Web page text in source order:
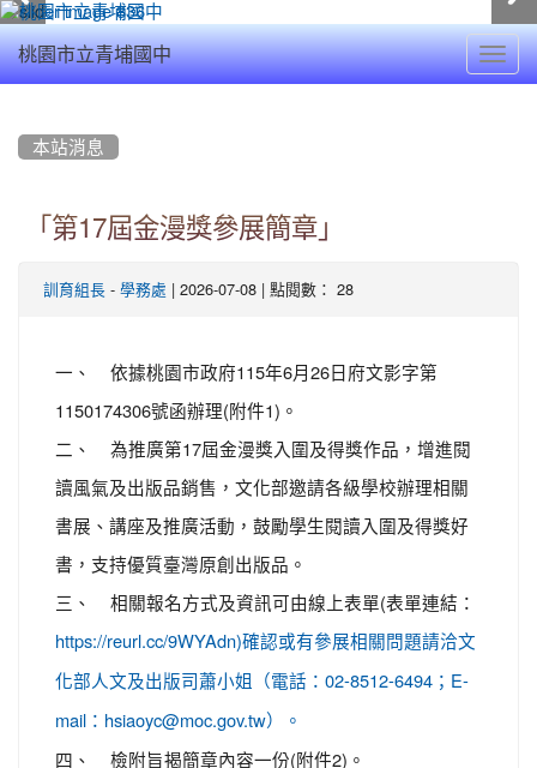
桃園市立青埔國中
本站消息
「第17屆金漫獎參展簡章」
訓育組長 - 學務處 | 2026-07-08 | 點閱數： 28
一、 依據桃園市政府115年6月26日府文影字第
1150174306號函辦理(附件1)。
二、 為推廣第17屆金漫獎入圍及得獎作品，增進閱
讀風氣及出版品銷售，文化部邀請各級學校辦理相關
書展、講座及推廣活動，鼓勵學生閱讀入圍及得獎好
書，支持優質臺灣原創出版品。
三、 相關報名方式及資訊可由線上表單(表單連結：
https://reurl.cc/9WYAdn)確認或有參展相關問題請洽文
化部人文及出版司蕭小姐（電話：02-8512-6494；E-
mail：hsiaoyc@moc.gov.tw）。
四、 檢附旨揭簡章內容一份(附件2)。